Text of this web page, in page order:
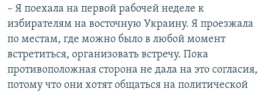
– Я поехала на первой рабочей неделе к
избирателям на восточную Украину. Я проезжала
по местам, где можно было в любой момент
встретиться, организовать встречу. Пока
противоположная сторона не дала на это согласия,
потому что они хотят общаться на политической